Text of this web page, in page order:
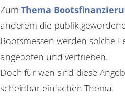
Zum Thema
anderem die publik
Bootsmessen werden solche
angeboten und vertrieben.
Doch für wen sind diese
scheinbar einfachen Thema.